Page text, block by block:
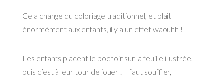
Cela change du coloriage traditionnel, et plaît
énormément aux enfants, il y a un effet waouhh !
Les enfants placent le pochoir sur la feuille illustrée,
puis c’est à leur tour de jouer ! Il faut souffler,